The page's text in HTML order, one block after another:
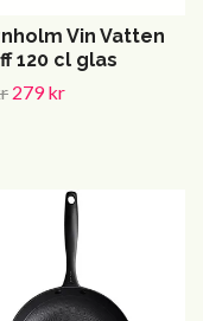
Vin Vatten
120 cl glas
279 kr